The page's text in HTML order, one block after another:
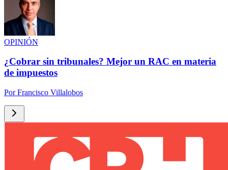
OPINIÓN
¿Cobrar sin tribunales? Mejor un RAC en materia
de impuestos
PorFrancisco Villalobos